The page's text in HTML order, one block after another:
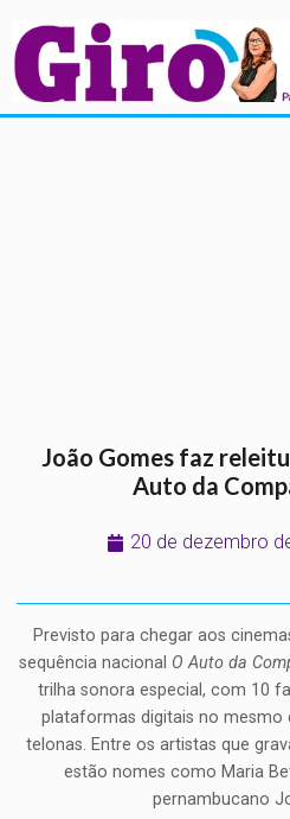
João Gomes faz
Auto da
20 de dezembro
Previsto para chegar aos
sequência nacional O Auto da
trilha sonora especial, com 10
plataformas digitais no mesmo
telonas. Entre os artistas que
estão nomes como Maria
pernambucano